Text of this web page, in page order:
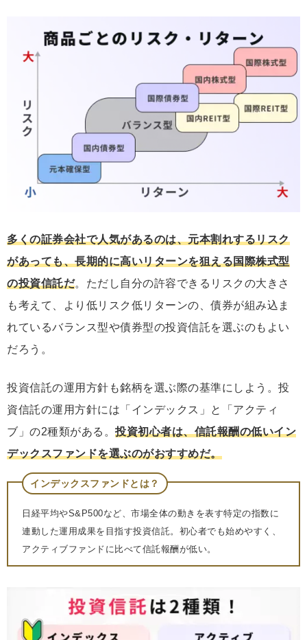
多くの証券会社で人気があるのは、元本割れするリスク
があっても、長期的に高いリターンを狙える国際株式型
の投資信託だ。ただし自分の許容できるリスクの大きさ
も考えて、より低リスク低リターンの、債券が組み込ま
れているバランス型や債券型の投資信託を選ぶのもよい
だろう。
投資信託の運用方針も銘柄を選ぶ際の基準にしよう。投
資信託の運用方針には「インデックス」と「アクティ
ブ」の2種類がある。 投資初心者は、信託報酬の低いイン
デックスファンドを選ぶのがおすすめだ。
インデックスファンドとは？
日経平均やS&P500など、市場全体の動きを表す特定の指数に
連動した運用成果を目指す投資信託。初心者でも始めやすく、
アクティブファンドに比べて信託報酬が低い。